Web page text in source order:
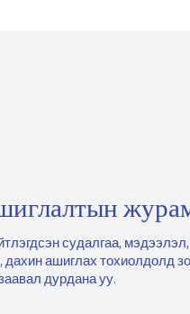
судалгаа, мэдээлэл,
ашиглах тохиолдолд
дурдана уу.